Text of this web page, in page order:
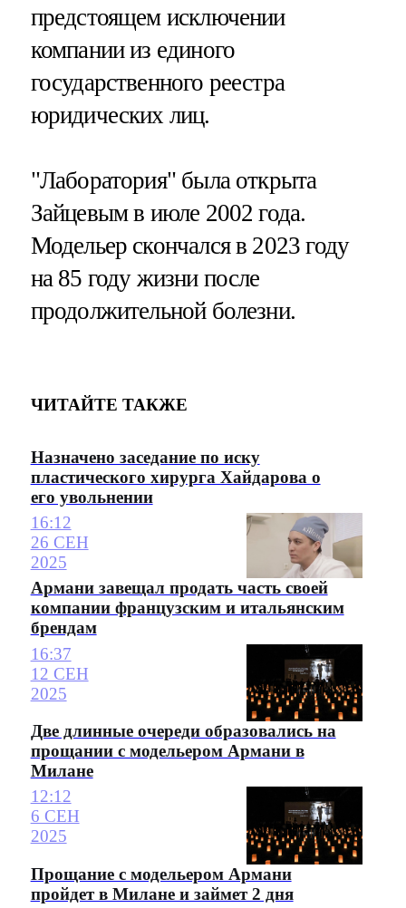
предстоящем исключении
компании из единого
государственного реестра
юридических лиц.
"Лаборатория" была открыта
Зайцевым в июле 2002 года.
Модельер скончался в 2023 году
на 85 году жизни после
продолжительной болезни.
ЧИТАЙТЕ ТАКЖЕ
Назначено заседание по иску
пластического хирурга Хайдарова о
его увольнении
16:12
26 СЕН
2025
Армани завещал продать часть своей
компании французским и итальянским
брендам
16:37
12 СЕН
2025
Две длинные очереди образовались на
прощании с модельером Армани в
Милане
12:12
6 СЕН
2025
Прощание с модельером Армани
пройдет в Милане и займет 2 дня